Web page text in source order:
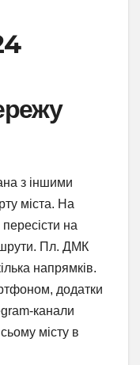
з іншими
міста. На
на
Пл. ДМК
напрямків.
додатки
канали
місту в